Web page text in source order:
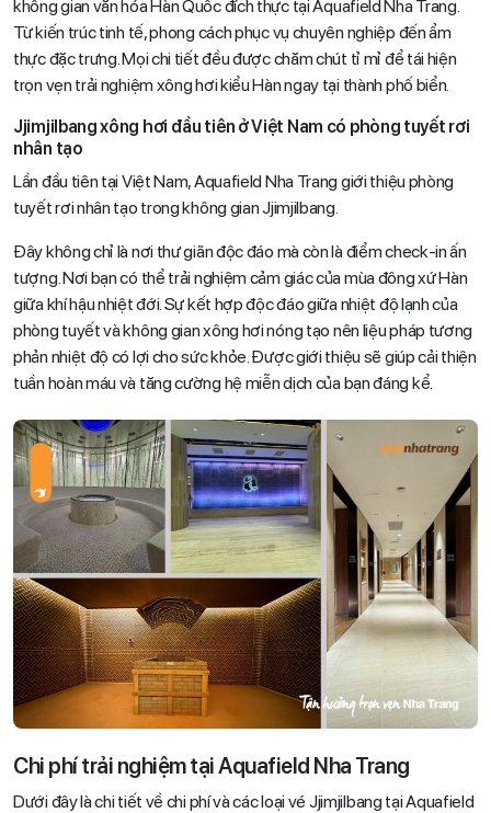
không gian văn hóa Hàn Quốc đích thực tại Aquafield Nha Trang.
Từ kiến trúc tinh tế, phong cách phục vụ chuyên nghiệp đến ẩm
thực đặc trưng. Mọi chi tiết đều được chăm chút tỉ mỉ để tái hiện
trọn vẹn trải nghiệm xông hơi kiểu Hàn ngay tại thành phố biển.
Jjimjilbang xông hơi đầu tiên ở Việt Nam có phòng tuyết rơi
nhân tạo
Lần đầu tiên tại Việt Nam, Aquafield Nha Trang giới thiệu phòng
tuyết rơi nhân tạo trong không gian Jjimjilbang.
Đây không chỉ là nơi thư giãn độc đáo mà còn là điểm check-in ấn
tượng. Nơi bạn có thể trải nghiệm cảm giác của mùa đông xứ Hàn
giữa khí hậu nhiệt đới. Sự kết hợp độc đáo giữa nhiệt độ lạnh của
phòng tuyết và không gian xông hơi nóng tạo nên liệu pháp tương
phản nhiệt độ có lợi cho sức khỏe. Được giới thiệu sẽ giúp cải thiện
tuần hoàn máu và tăng cường hệ miễn dịch của bạn đáng kể.
Chi phí trải nghiệm tại Aquafield Nha Trang
Dưới đây là chi tiết về chi phí và các loại vé Jjimjilbang tại Aquafield